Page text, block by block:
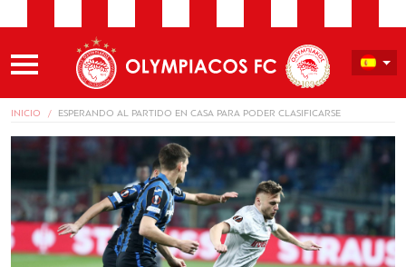
INICIO ESPERANDO AL PARTIDO EN CASA PARA PODER CLASIFICARSE